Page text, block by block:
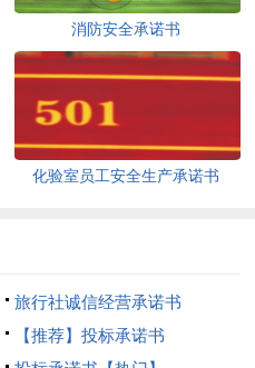
消防安全承诺书
化验室员工安全生产承诺书
旅行社诚信经营承诺书
【推荐】投标承诺书